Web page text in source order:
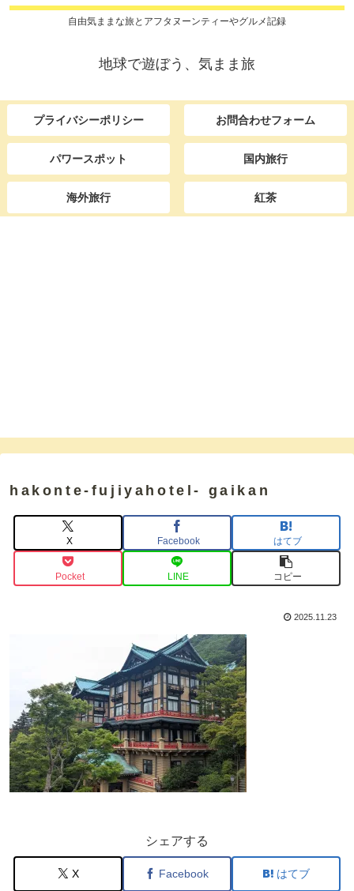
自由気ままな旅とアフタヌーンティーやグルメ記録
地球で遊ぼう、気まま旅
プライバシーポリシー お問合わせフォーム
パワースポット 国内旅行
海外旅行 紅茶
hakonte-fujiyahotel- gaikan
X Facebook はてブ
Pocket LINE コピー
2025.11.23
シェアする
X Facebook はてブ